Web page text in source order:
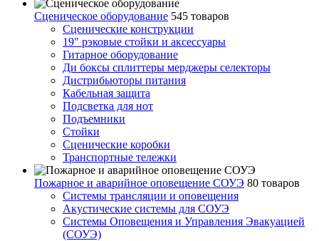
Сценическое оборудование 545 товаров
Сценические конструкции
19" рэковые стойки и аксесcуары
Гитарное оборудование
Ди боксы сплиттеры мерджеры селекторы
Дистрибьюторы питания
Кабельная защита
Подсветка для нот
Подъемники
Стойки
Сценические коробки
Транспортные тележки
Пожарное и аварийное оповещение СОУЭ 80 товаров
Cистемы трансляции и оповещения
Акустические системы для СОУЭ
Системы Оповещения и Управления Эвакуацией
(СОУЭ)